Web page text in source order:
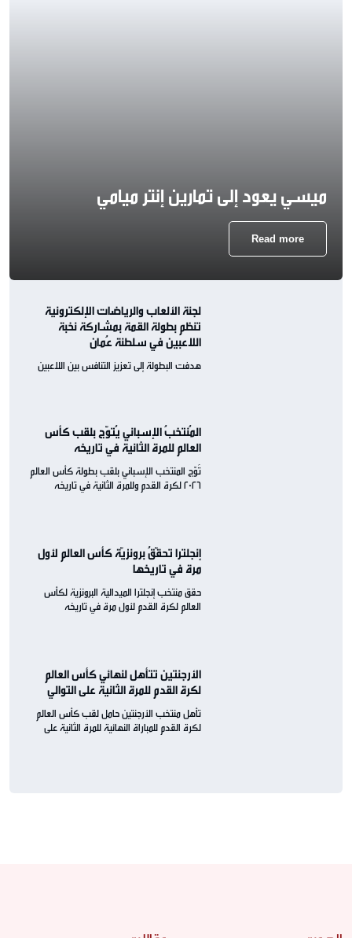
ميسي يعود إلى تمارين إنتر ميامي
Read more
لجنة الألعاب والرياضات الإلكترونية
تنظم بطولة القمة بمشاركة نخبة
اللاعبين في سلطنة عُمان
هدفت البطولة إلى تعزيز التنافس بين اللاعبين
المُنتخبُ الإسباني يُتوّج بلقب كأس
العالم للمرة الثانية في تاريخه
تُوّج المنتخب الإسباني بلقب بطولة كأس العالم
2026 لكرة القدم وللمرة الثانية في تاريخه
إنجلترا تحقّقُ برونزيّة كأس العالم لأول
مرة في تاريخها
حقق منتخب إنجلترا الميدالية البرونزية لكأس
العالم لكرة القدم لأول مرة في تاريخه
الأرجنتين تتأهل لنهائي كأس العالم
لكرة القدم للمرة الثانية على التوالي
تأهل منتخب الأرجنتين حامل لقب كأس العالم
لكرة القدم للمباراة النهائية للمرة الثانية على